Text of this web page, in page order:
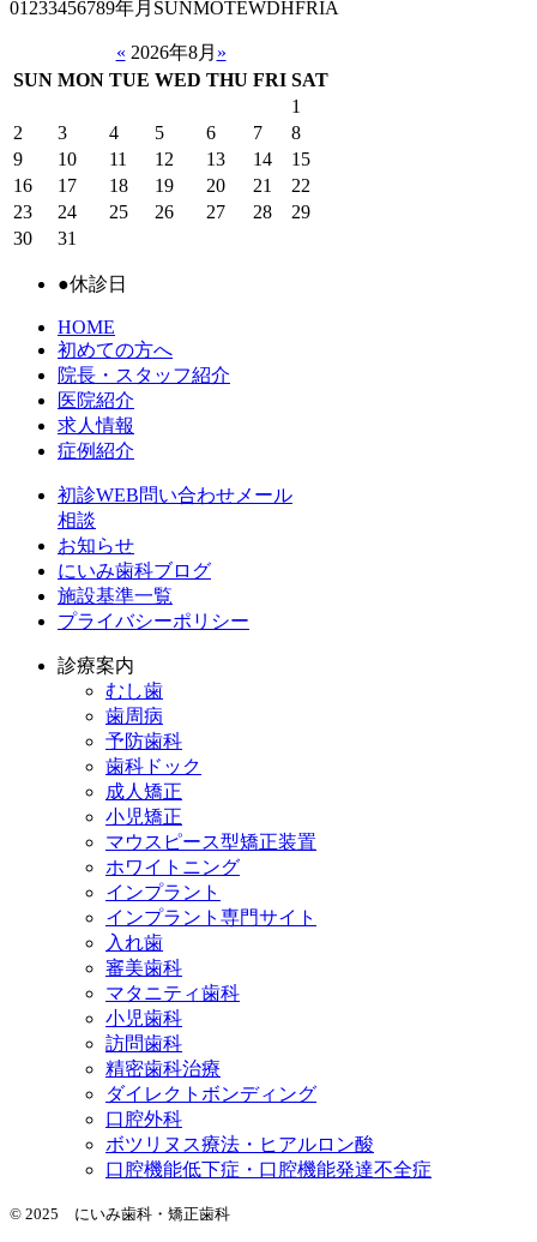
01233456789年月SUNMOTEWDHFRIA
« 2026年8月 »
SUN MON TUE WED THU FRI SAT
1
2
3 4 5 6 7
8
9
10 11 12 13 14
15
16
17 18 19 20 21
22
23
24 25 26 27 28
29
30
31
●休診日
HOME
初めての方へ
院長・スタッフ紹介
医院紹介
求人情報
症例紹介
初診WEB問い合わせメール
相談
お知らせ
にいみ歯科ブログ
施設基準一覧
プライバシーポリシー
診療案内
むし歯
歯周病
予防歯科
歯科ドック
成人矯正
小児矯正
マウスピース型矯正装置
ホワイトニング
インプラント
インプラント専門サイト
入れ歯
審美歯科
マタニティ歯科
小児歯科
訪問歯科
精密歯科治療
ダイレクトボンディング
口腔外科
ボツリヌス療法・ヒアルロン酸
口腔機能低下症・口腔機能発達不全症
© 2025 にいみ歯科・矯正歯科